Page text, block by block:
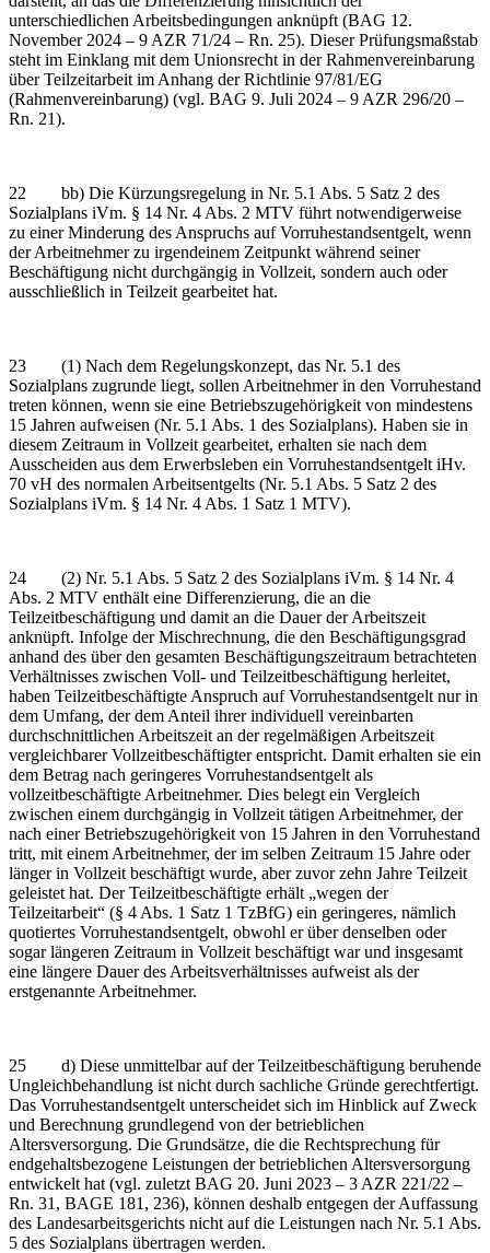
unterschiedlichen Arbeitsbedingungen anknüpft (BAG 12.
November 2024 – 9 AZR 71/24 – Rn. 25). Dieser Prüfungsmaßstab
steht im Einklang mit dem Unionsrecht in der Rahmenvereinbarung
über Teilzeitarbeit im Anhang der Richtlinie 97/81/EG
(Rahmenvereinbarung) (vgl. BAG 9. Juli 2024 – 9 AZR 296/20 –
Rn. 21).
22 bb) Die Kürzungsregelung in Nr. 5.1 Abs. 5 Satz 2 des
Sozialplans iVm. § 14 Nr. 4 Abs. 2 MTV führt notwendigerweise
zu einer Minderung des Anspruchs auf Vorruhestandsentgelt, wenn
der Arbeitnehmer zu irgendeinem Zeitpunkt während seiner
Beschäftigung nicht durchgängig in Vollzeit, sondern auch oder
ausschließlich in Teilzeit gearbeitet hat.
23 (1) Nach dem Regelungskonzept, das Nr. 5.1 des
Sozialplans zugrunde liegt, sollen Arbeitnehmer in den Vorruhestand
treten können, wenn sie eine Betriebszugehörigkeit von mindestens
15 Jahren aufweisen (Nr. 5.1 Abs. 1 des Sozialplans). Haben sie in
diesem Zeitraum in Vollzeit gearbeitet, erhalten sie nach dem
Ausscheiden aus dem Erwerbsleben ein Vorruhestandsentgelt iHv.
70 vH des normalen Arbeitsentgelts (Nr. 5.1 Abs. 5 Satz 2 des
Sozialplans iVm. § 14 Nr. 4 Abs. 1 Satz 1 MTV).
24 (2) Nr. 5.1 Abs. 5 Satz 2 des Sozialplans iVm. § 14 Nr. 4
Abs. 2 MTV enthält eine Differenzierung, die an die
Teilzeitbeschäftigung und damit an die Dauer der Arbeitszeit
anknüpft. Infolge der Mischrechnung, die den Beschäftigungsgrad
anhand des über den gesamten Beschäftigungszeitraum betrachteten
Verhältnisses zwischen Voll- und Teilzeitbeschäftigung herleitet,
haben Teilzeitbeschäftigte Anspruch auf Vorruhestandsentgelt nur in
dem Umfang, der dem Anteil ihrer individuell vereinbarten
durchschnittlichen Arbeitszeit an der regelmäßigen Arbeitszeit
vergleichbarer Vollzeitbeschäftigter entspricht. Damit erhalten sie ein
dem Betrag nach geringeres Vorruhestandsentgelt als
vollzeitbeschäftigte Arbeitnehmer. Dies belegt ein Vergleich
zwischen einem durchgängig in Vollzeit tätigen Arbeitnehmer, der
nach einer Betriebszugehörigkeit von 15 Jahren in den Vorruhestand
tritt, mit einem Arbeitnehmer, der im selben Zeitraum 15 Jahre oder
länger in Vollzeit beschäftigt wurde, aber zuvor zehn Jahre Teilzeit
geleistet hat. Der Teilzeitbeschäftigte erhält „wegen der
Teilzeitarbeit“ (§ 4 Abs. 1 Satz 1 TzBfG) ein geringeres, nämlich
quotiertes Vorruhestandsentgelt, obwohl er über denselben oder
sogar längeren Zeitraum in Vollzeit beschäftigt war und insgesamt
eine längere Dauer des Arbeitsverhältnisses aufweist als der
erstgenannte Arbeitnehmer.
25 d) Diese unmittelbar auf der Teilzeitbeschäftigung beruhende
Ungleichbehandlung ist nicht durch sachliche Gründe gerechtfertigt.
Das Vorruhestandsentgelt unterscheidet sich im Hinblick auf Zweck
und Berechnung grundlegend von der betrieblichen
Altersversorgung. Die Grundsätze, die die Rechtsprechung für
endgehaltsbezogene Leistungen der betrieblichen Altersversorgung
entwickelt hat (vgl. zuletzt BAG 20. Juni 2023 – 3 AZR 221/22 –
Rn. 31, BAGE 181, 236), können deshalb entgegen der Auffassung
des Landesarbeitsgerichts nicht auf die Leistungen nach Nr. 5.1 Abs.
5 des Sozialplans übertragen werden.